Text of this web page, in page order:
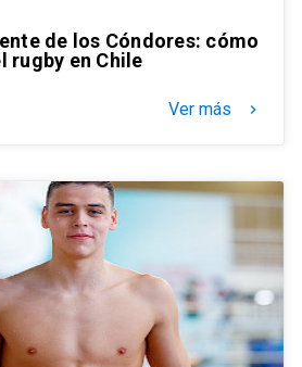
de los Cóndores: cómo
rugby en Chile
Ver más keyboard_arrow_right